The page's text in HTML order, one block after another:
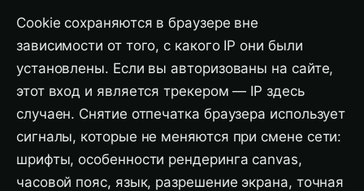
Cookie сохраняются в браузере вне
зависимости от того, с какого IP они были
установлены. Если вы авторизованы на сайте,
этот вход и является трекером — IP здесь
случаен. Снятие отпечатка браузера использует
сигналы, которые не меняются при смене сети:
шрифты, особенности рендеринга canvas,
часовой пояс, язык, разрешение экрана, точная